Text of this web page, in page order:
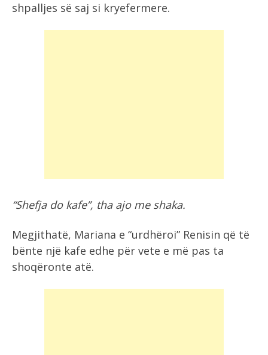
shpalljes së saj si kryefermere.
“Shefja do kafe”, tha ajo me shaka.
Megjithatë, Mariana e “urdhëroi” Renisin që të
bënte një kafe edhe për vete e më pas ta
shoqëronte atë.